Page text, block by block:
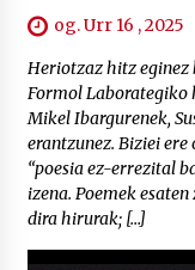
og. Urr 16 , 2025
Heriotzaz hitz eginez
Formol Laborategiko
Mikel Ibargurenek,
erantzunez. Biziei
“poesia ez-errezital
izena. Poemek
dira hirurak; […]